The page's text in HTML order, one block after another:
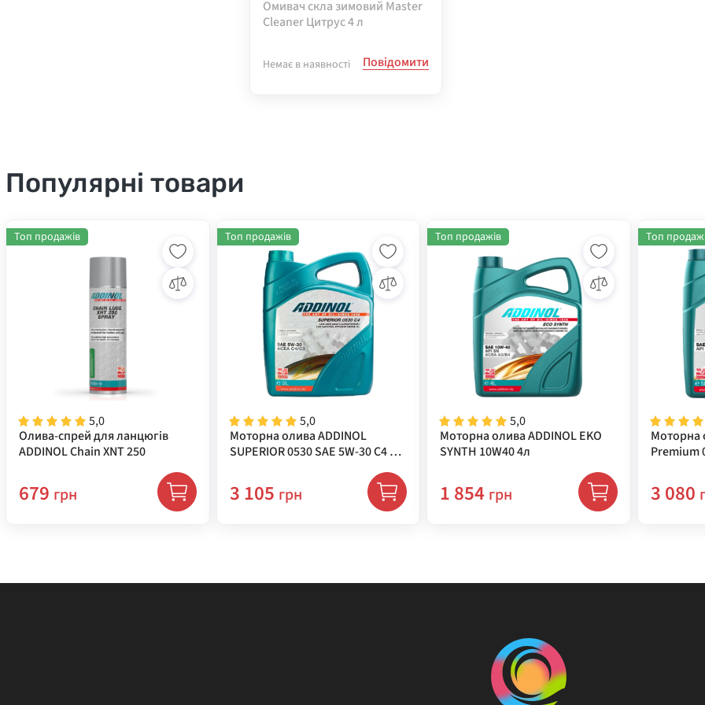
Омивач скла зимовий Master
Cleaner Цитрус 4 л
Немає в наявності Повідомити
Популярні товари
5,0
Олива-спрей для ланцюгів
ADDINOL Chain XNT 250
Топ продажів
679 грн
5,0
Моторна олива ADDINOL
SUPERIOR 0530 SAE 5W-30 C4 5л
Топ продажів
3 105 грн
5,0
Моторна олива ADDINOL EKO
SYNTH 10W40 4л
Топ продажів
1 854 грн
Моторна
Premium
Топ
3 080